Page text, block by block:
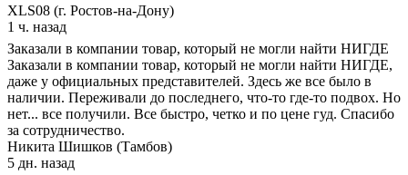
XLS08 (г. Ростов-на-Дону)
1 ч. назад
Заказали в компании товар, который не могли найти НИГДЕ
Заказали в компании товар, который не могли найти НИГДЕ,
даже у официальных представителей. Здесь же все было в
наличии. Переживали до последнего, что-то где-то подвох. Но
нет... все получили. Все быстро, четко и по цене гуд. Спасибо
за сотрудничество.
Никита Шишков (Тамбов)
5 дн. назад